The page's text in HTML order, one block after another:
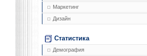
Маркетинг
Дизайн
Статистика
Демография